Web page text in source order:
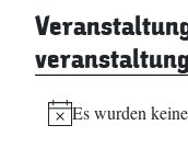
Hinweis
Es wurden